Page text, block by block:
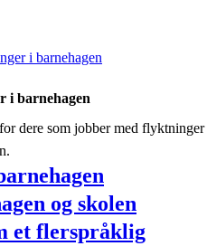
i barnehagen
i barnehagen
dere som jobber med flyktninger
og skolen
et flerspråklig